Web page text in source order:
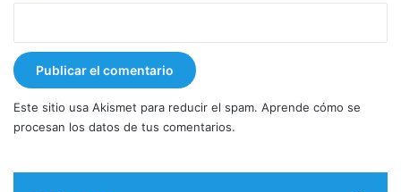
Este sitio usa Akismet para reducir el spam. Aprende cómo se
procesan los datos de tus comentarios.